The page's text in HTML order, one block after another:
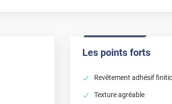
Les points forts
Revêtement adhésif
Texture agréable